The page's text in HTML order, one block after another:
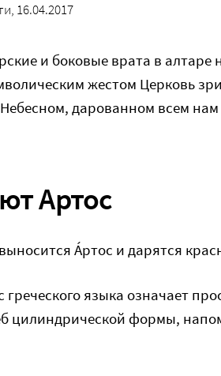
16.04.2017
и боковые врата в алтаре
жестом Церковь
дарованном всем
Артос
Áртос и дарятся
греческого языка означает
цилиндрической формы,